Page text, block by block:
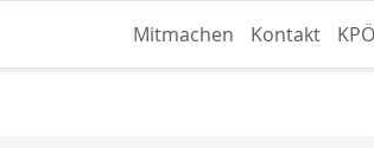
Mitmachen Kontakt